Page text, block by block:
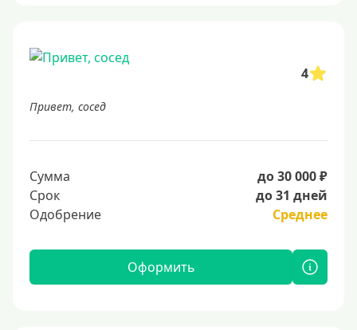
4
Привет, сосед
Сумма
до 30 000 ₽
Срок
до 31 дней
Одобрение
Среднее
Оформить